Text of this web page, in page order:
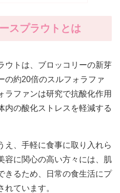
スプラウトとは
ウトは、ブロッコリーの新芽
の約20倍のスルフォラファ
ラファンは研究で抗酸化作用
内の酸化ストレスを軽減する
え、手軽に食事に取り入れら
容に関心の高い方々には、肌
きるため、日常の食生活にプ
ています。